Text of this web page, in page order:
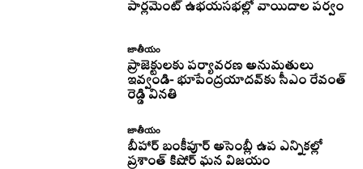
పార్లమెంట్ ఉభయసభల్లో వాయిదాల పర్వం
జాతీయం
ప్రాజెక్టులకు పర్యావరణ అనుమతులు
ఇవ్వండి- భూపేంద్రయాదవ్‌కు సీఎం రేవంత్‌
రెడ్డి వినతి
జాతీయం
బీహార్ బంకీపూర్ అసెంబ్లీ ఉప ఎన్నికల్లో
ప్రశాంత్ కిషోర్ ఘన విజయం